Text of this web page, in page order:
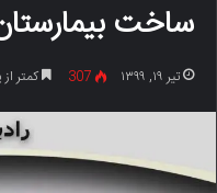
ساخت
تیر ۱۹, ۱۳۹۹ 307 کمتر